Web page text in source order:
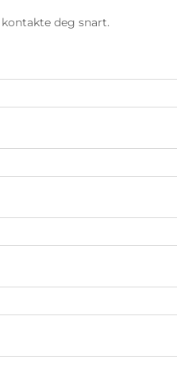
deg snart.